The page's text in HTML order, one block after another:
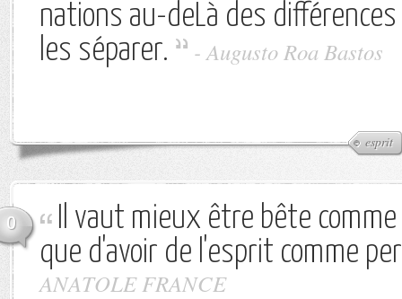
nations au-deLà des
les séparer.
-Augusto Roa Bastos
esprit
0
Il vaut mieux être bête
que d'avoir de l'esprit comme
ANATOLE FRANCE